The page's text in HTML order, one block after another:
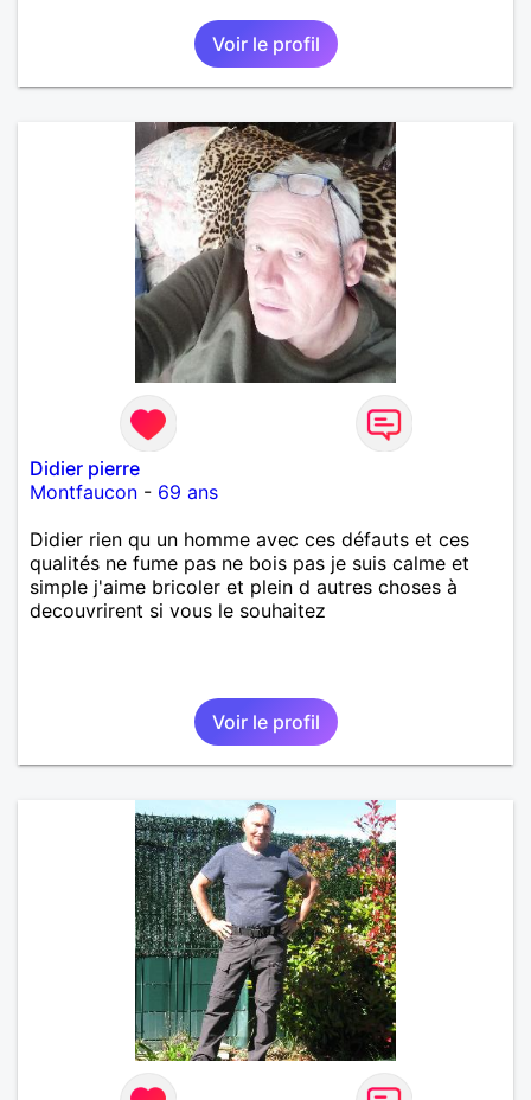
Voir le profil
Didier pierre
Montfaucon - 69 ans
Didier rien qu un homme avec ces défauts et ces
qualités ne fume pas ne bois pas je suis calme et
simple j'aime bricoler et plein d autres choses à
decouvrirent si vous le souhaitez
Voir le profil